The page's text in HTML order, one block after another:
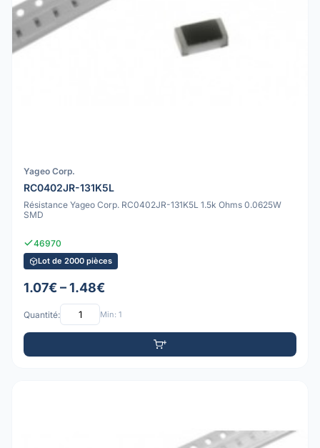
Yageo Corp.
RC0402JR-131K5L
Résistance Yageo Corp. RC0402JR-131K5L 1.5k Ohms 0.0625W
SMD
46970
Lot de 2000 pièces
1.07€ – 1.48€
Quantité: Min: 1